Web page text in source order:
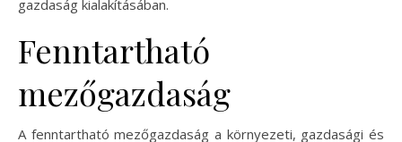
gazdaság kialakításában.
Fenntartható
mezőgazdaság
A fenntartható mezőgazdaság a környezeti, gazdasági és